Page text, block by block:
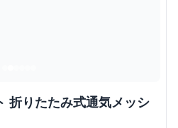
折りたたみ式通気メッシ